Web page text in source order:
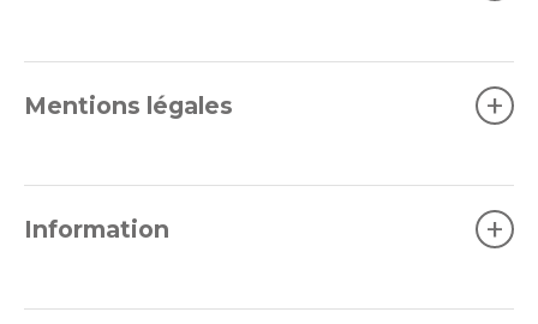
Mentions légales +
Information +